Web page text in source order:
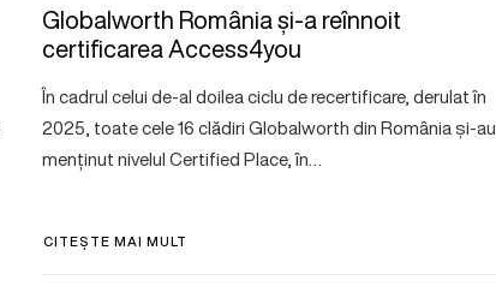
Globalworth România și-a reînnoit
certificarea Access4you
În cadrul celui de-al doilea ciclu de recertificare, derulat în
2025, toate cele 16 clădiri Globalworth din România și-au
menținut nivelul Certified Place, în…
CITEȘTE MAI MULT